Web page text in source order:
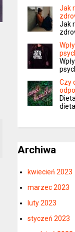
Jak
Jak
Czy
Archiwa
kwiecień 2023
marzec 2023
luty 2023
styczeń 2023